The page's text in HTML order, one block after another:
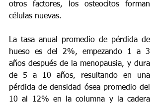
otros factores, los osteocitos forman
células nuevas.
La tasa anual promedio de pérdida de
hueso es del 2%, empezando 1 a 3
años después de la menopausia, y dura
de 5 a 10 años, resultando en una
pérdida de densidad ósea promedio del
10 al 12% en la columna y la cadera